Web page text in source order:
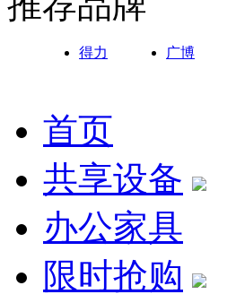
得力 广博
首页
共享设备
办公家具
限时抢购